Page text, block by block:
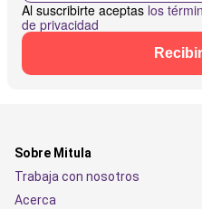
Al suscribirte aceptas los
de privacidad
Sobre Mitula
Trabaja con nosotros
Acerca